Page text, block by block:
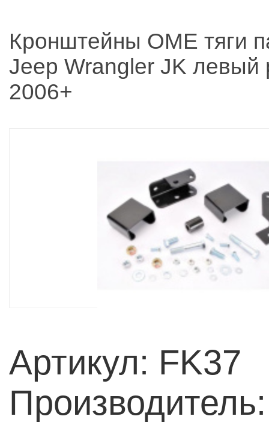
Кронштейны OME тяги
Jeep Wrangler JK левый
2006+
Артикул: FK37